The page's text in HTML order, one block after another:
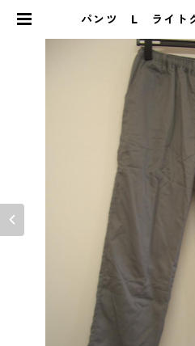
パンツ L ライト